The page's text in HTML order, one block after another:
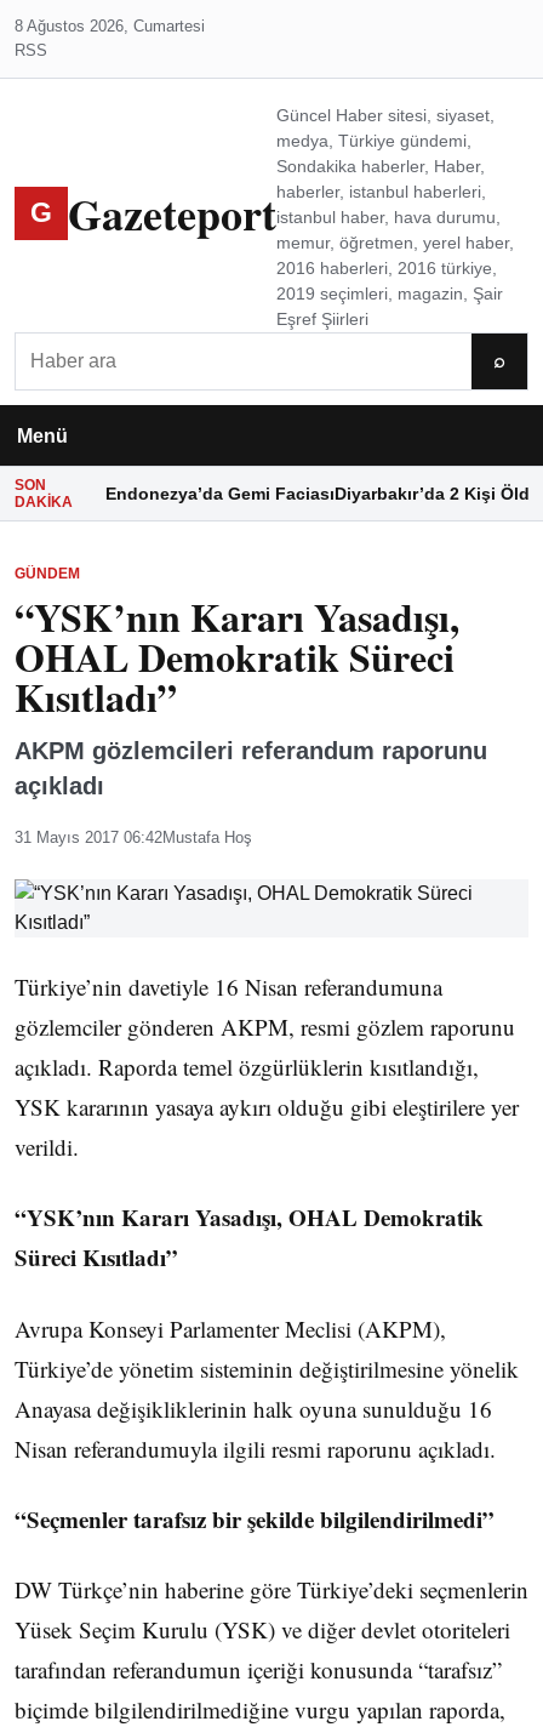
8 Ağustos 2026, Cumartesi
RSS
G Gazeteport
Güncel Haber sitesi, siyaset,
medya, Türkiye gündemi,
Sondakika haberler, Haber,
haberler, istanbul haberleri,
istanbul haber, hava durumu,
memur, öğretmen, yerel haber,
2016 haberleri, 2016 türkiye,
2019 seçimleri, magazin, Şair
Eşref Şiirleri
⌕
Menü
SON
DAKIKA
Endonezya’da Gemi FaciasıDiyarbakır’da 2 Kişi Öldü
GÜNDEM
“YSK’nın Kararı Yasadışı,
OHAL Demokratik Süreci
Kısıtladı”
AKPM gözlemcileri referandum raporunu
açıkladı
31 Mayıs 2017 06:42Mustafa Hoş
Türkiye’nin davetiyle 16 Nisan referandumuna
gözlemciler gönderen AKPM, resmi gözlem raporunu
açıkladı. Raporda temel özgürlüklerin kısıtlandığı,
YSK kararının yasaya aykırı olduğu gibi eleştirilere yer
verildi.
“YSK’nın Kararı Yasadışı, OHAL Demokratik
Süreci Kısıtladı”
Avrupa Konseyi Parlamenter Meclisi (AKPM),
Türkiye’de yönetim sisteminin değiştirilmesine yönelik
Anayasa değişikliklerinin halk oyuna sunulduğu 16
Nisan referandumuyla ilgili resmi raporunu açıkladı.
“Seçmenler tarafsız bir şekilde bilgilendirilmedi”
DW Türkçe’nin haberine göre Türkiye’deki seçmenlerin
Yüsek Seçim Kurulu (YSK) ve diğer devlet otoriteleri
tarafından referandumun içeriği konusunda “tarafsız”
biçimde bilgilendirilmediğine vurgu yapılan raporda,